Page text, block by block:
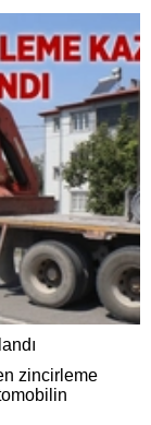
zincirleme